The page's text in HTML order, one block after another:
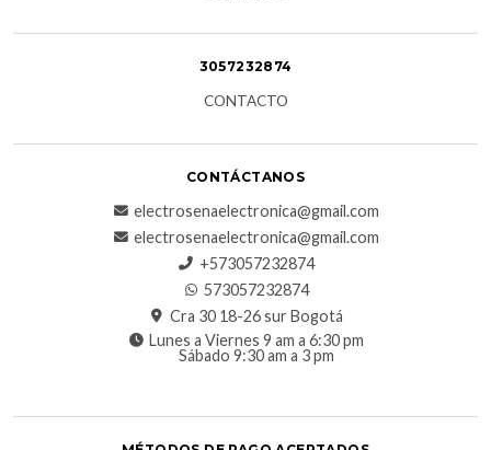
3057232874
CONTACTO
CONTÁCTANOS
electrosenaelectronica@gmail.com
electrosenaelectronica@gmail.com
+573057232874
573057232874
Cra 30 18-26 sur Bogotá
Lunes a Viernes 9 am a 6:30 pm
Sábado 9:30 am a 3 pm